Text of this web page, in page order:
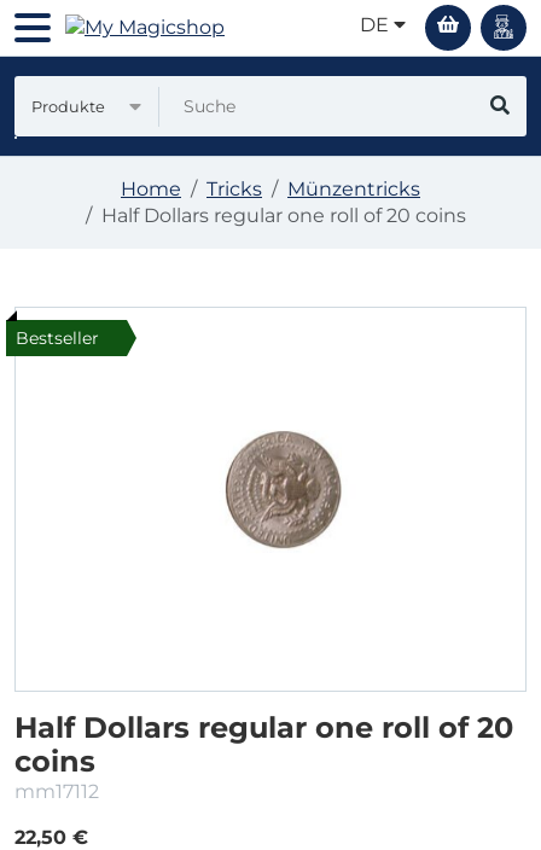
DE
Produkte
Home Tricks
Münzentricks
Half Dollars regular one roll of 20 coins
Bestseller
Half Dollars regular one roll of 20
coins
mm17112
22,50 €